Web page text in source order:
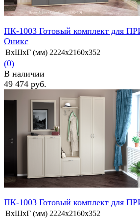
избранное сравнить
ПК-1003 Готовый комплект для
Оникс
ВхШхГ (мм) 2224х2160х352
(0)
В наличии
49 474 руб.
ПК-1003 Готовый комплект для
ВхШхГ (мм) 2224х2160х352